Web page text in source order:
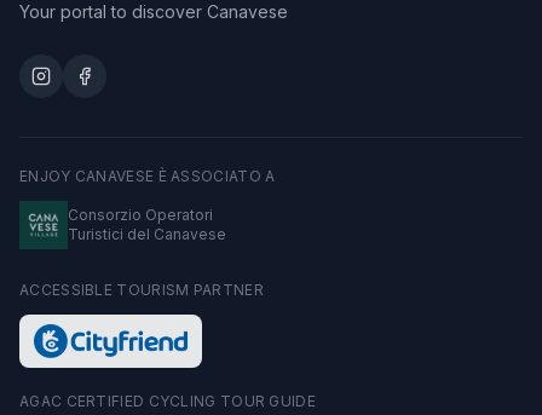
Your portal to discover Canavese
ENJOY CANAVESE È ASSOCIATO A
Consorzio Operatori
Turistici del Canavese
ACCESSIBLE TOURISM PARTNER
AGAC CERTIFIED CYCLING TOUR GUIDE